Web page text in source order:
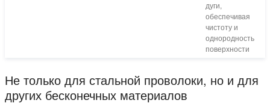
дуги,
обеспечивая
чистоту и
однородность
поверхности
Не только для стальной проволоки, но и для
других бесконечных материалов